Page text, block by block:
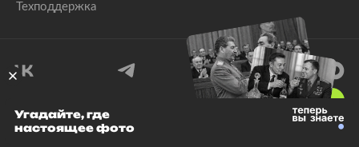
Техподдержка
© 1999–2026 Все права защищены.
Угадайте, где
настоящее фото